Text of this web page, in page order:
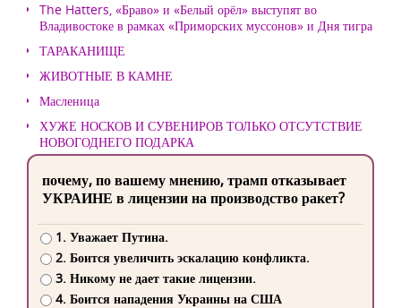
The Hatters, «Браво» и «Белый орёл» выступят во
Владивостоке в рамках «Приморских муссонов» и Дня тигра
ТАРАКАНИЩЕ
ЖИВОТНЫЕ В КАМНЕ
Масленица
ХУЖЕ НОСКОВ И СУВЕНИРОВ ТОЛЬКО ОТСУТСТВИЕ
НОВОГОДНЕГО ПОДАРКА
почему, по вашему мнению, трамп отказывает
УКРАИНЕ в лицензии на производство ракет?
1. Уважает Путина.
2. Боится увеличить эскалацию конфликта.
3. Никому не дает такие лицензии.
4. Боится нападения Украины на США